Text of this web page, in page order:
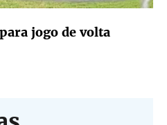
jogo de volta